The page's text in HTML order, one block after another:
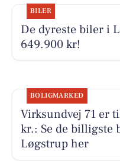
BILER
De dyreste biler i
649.900 kr!
BOLIGMARKED
Virksundvej 71 er
kr.: Se de billigste
Løgstrup her